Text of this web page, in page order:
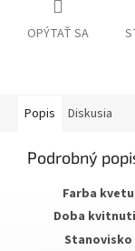
OPÝTAŤ SA
Popis Diskusia
Podrobný
Farba kvetu
Doba
Stanovisko